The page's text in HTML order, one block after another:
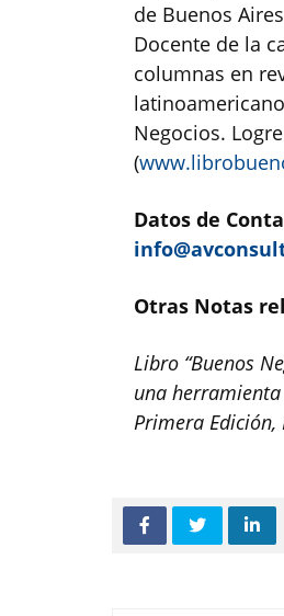
de Buenos
Docente de la
columnas en
Negocios.
(
Datos de
Otras Notas
Libro “Buenos
una
Primera Edición,